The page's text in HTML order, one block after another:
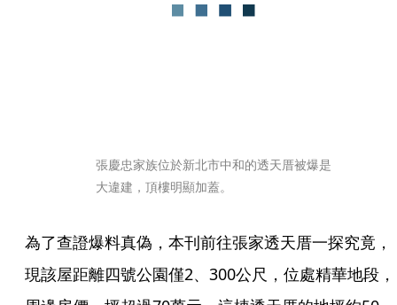
張慶忠家族位於新北市中和的透天厝被爆是
大違建，頂樓明顯加蓋。
為了查證爆料真偽，本刊前往張家透天厝一探究竟，
現該屋距離四號公園僅2、300公尺，位處精華地段，